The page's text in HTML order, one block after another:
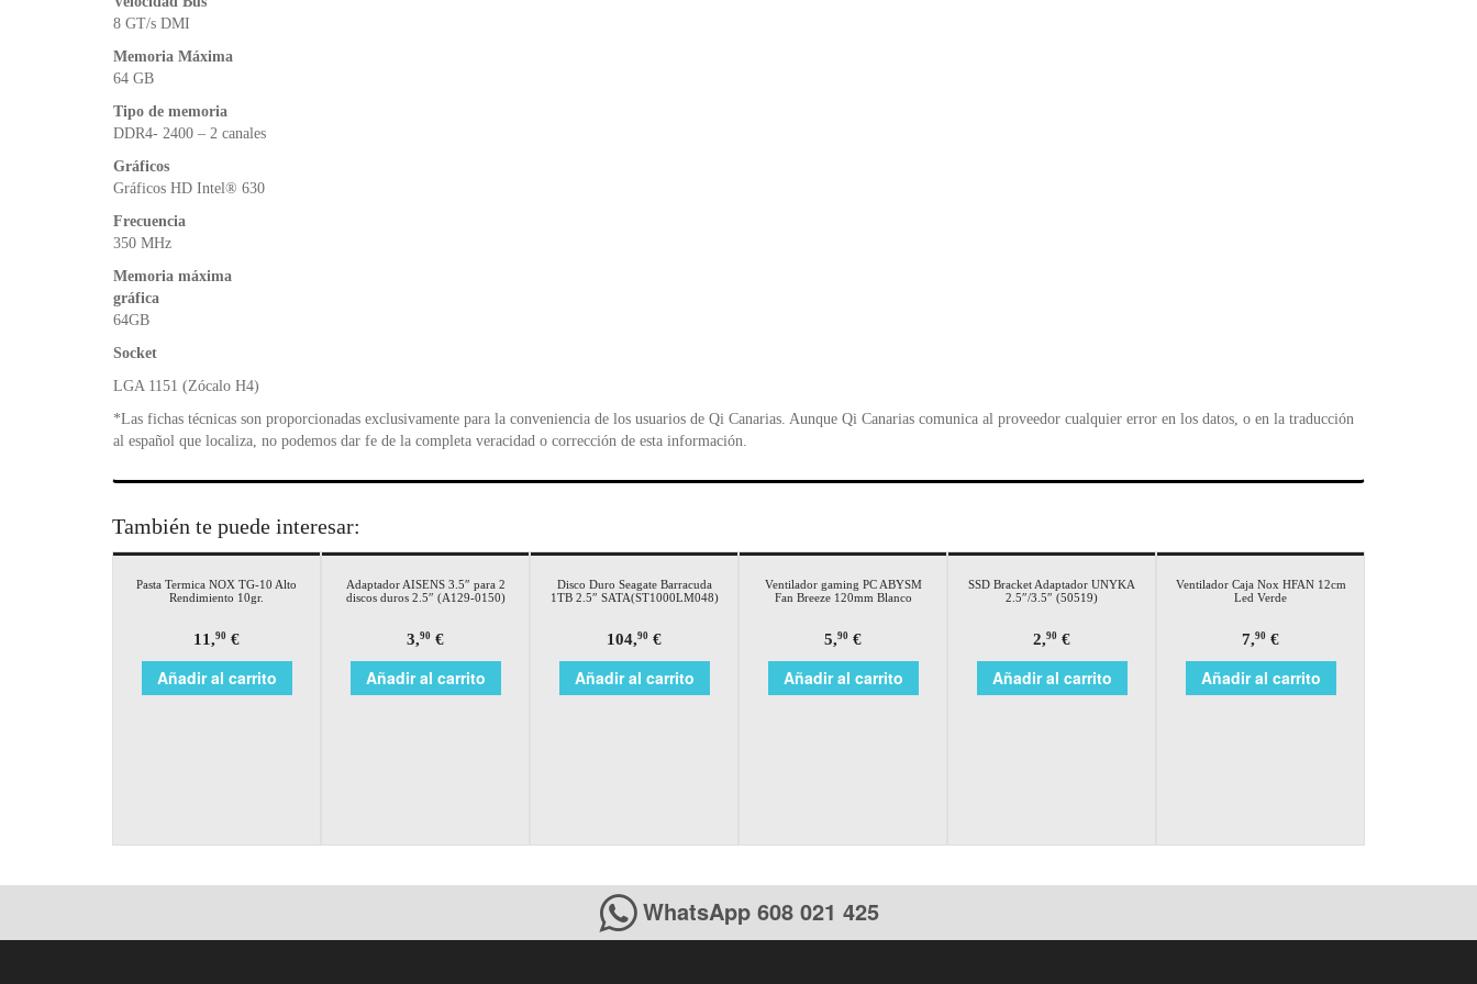
8 GT/s DMI
Memoria Máxima
64 GB
Tipo de memoria
DDR4- 2400 – 2 canales
Gráficos
Gráficos HD Intel® 630
Frecuencia
350 MHz
Memoria máxima
gráfica
64GB
Socket
LGA 1151 (Zócalo H4)
*Las fichas técnicas son proporcionadas exclusivamente para la conveniencia de los usuarios de Qi Canarias. Aunque Qi Canarias comunica al proveedor cualquier error en los datos, o en la traducción
al español que localiza, no podemos dar fe de la completa veracidad o corrección de esta información.
También te puede interesar:
Pasta Termica NOX TG-10 Alto
Rendimiento 10gr.
11,90 €
Añadir al carrito
Adaptador AISENS 3.5″ para 2
discos duros 2.5″ (A129-0150)
3,90 €
Añadir al carrito
Disco Duro Seagate Barracuda
1TB 2.5″ SATA(ST1000LM048)
104,90 €
Añadir al carrito
Ventilador gaming PC ABYSM
Fan Breeze 120mm Blanco
5,90 €
Añadir al carrito
SSD Bracket Adaptador UNYKA
2.5″/3.5″ (50519)
2,90 €
Añadir al carrito
Ventilador Caja Nox HFAN 12cm
Led Verde
7,90 €
Añadir al carrito
WhatsApp 608 021 425